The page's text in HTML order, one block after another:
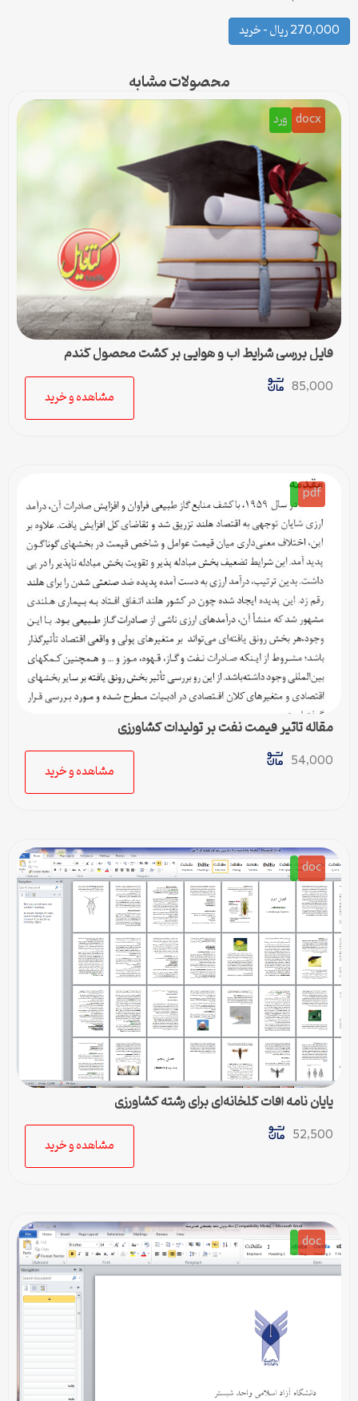
270,000 ریال – خرید
محصولات مشابه
docx ورد
فایل بررسی شرایط آب و هوایی بر کشت محصول گندم
85,000
مشاهده و خرید
pdf
مقاله تاثیر قیمت نفت بر تولیدات کشاورزی
54,000
مشاهده و خرید
doc
پایان نامه آفات گلخانه‌ای برای رشته کشاورزی
52,500
مشاهده و خرید
doc